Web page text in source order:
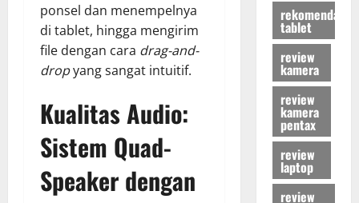
ponsel dan menempelnya
di tablet, hingga mengirim
file dengan cara drag-and-
dropyang sangat intuitif.
Kualitas Audio:
Sistem Quad-
Speaker dengan
rekomendasi
tablet
review
kamera
review
kamera
pentax
review
laptop
review